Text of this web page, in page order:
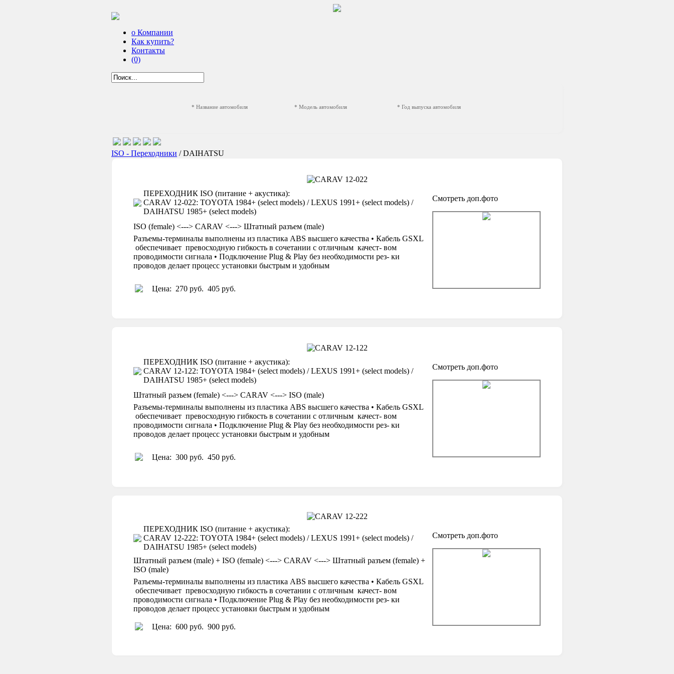
о Компании
Как купить?
Контакты
(0)
* Название автомобиля * Модель автомобиля * Год выпуска автомобиля
ISO - Переходники / DAIHATSU
ПЕРЕХОДНИК ISO (питание + акустика):
CARAV 12-022: TOYOTA 1984+ (select models) / LEXUS 1991+ (select models) /
DAIHATSU 1985+ (select models)
Смотреть доп.фото
ISO (female) <---> CARAV <---> Штатный разъем (male)
Разъемы-терминалы выполнены из пластика ABS высшего качества • Кабель GSXL
обеспечивает превосходную гибкость в сочетании с отличным качест- вом
проводимости сигнала • Подключение Plug & Play без необходимости рез- ки
проводов делает процесс установки быстрым и удобным
Цена: 270 руб. 405 руб.
ПЕРЕХОДНИК ISO (питание + акустика):
CARAV 12-122: TOYOTA 1984+ (select models) / LEXUS 1991+ (select models) /
DAIHATSU 1985+ (select models)
Смотреть доп.фото
Штатный разъем (female) <---> CARAV <---> ISO (male)
Разъемы-терминалы выполнены из пластика ABS высшего качества • Кабель GSXL
обеспечивает превосходную гибкость в сочетании с отличным качест- вом
проводимости сигнала • Подключение Plug & Play без необходимости рез- ки
проводов делает процесс установки быстрым и удобным
Цена: 300 руб. 450 руб.
ПЕРЕХОДНИК ISO (питание + акустика):
CARAV 12-222: TOYOTA 1984+ (select models) / LEXUS 1991+ (select models) /
DAIHATSU 1985+ (select models)
Смотреть доп.фото
Штатный разъем (male) + ISO (female) <---> CARAV <---> Штатный разъем (female) +
ISO (male)
Разъемы-терминалы выполнены из пластика ABS высшего качества • Кабель GSXL
обеспечивает превосходную гибкость в сочетании с отличным качест- вом
проводимости сигнала • Подключение Plug & Play без необходимости рез- ки
проводов делает процесс установки быстрым и удобным
Цена: 600 руб. 900 руб.